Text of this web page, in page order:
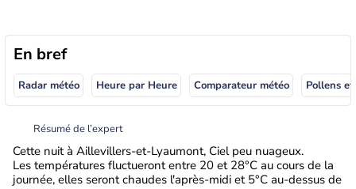
En bref
Radar météo Heure par Heure Comparateur météo Pollens
Résumé de l’expert
Cette nuit à Aillevillers-et-Lyaumont, Ciel peu nuageux.
Les températures fluctueront entre 20 et 28°C au cours de la
journée, elles seront chaudes l'après-midi et 5°C au-dessus de